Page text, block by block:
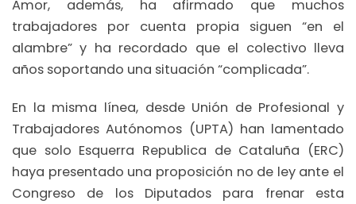
Amor, además, ha afirmado que muchos
trabajadores por cuenta propia siguen “en el
alambre” y ha recordado que el colectivo lleva
años soportando una situación “complicada”.
En la misma línea, desde Unión de Profesional y
Trabajadores Autónomos (UPTA) han lamentado
que solo Esquerra Republica de Cataluña (ERC)
haya presentado una proposición no de ley ante el
Congreso de los Diputados para frenar esta